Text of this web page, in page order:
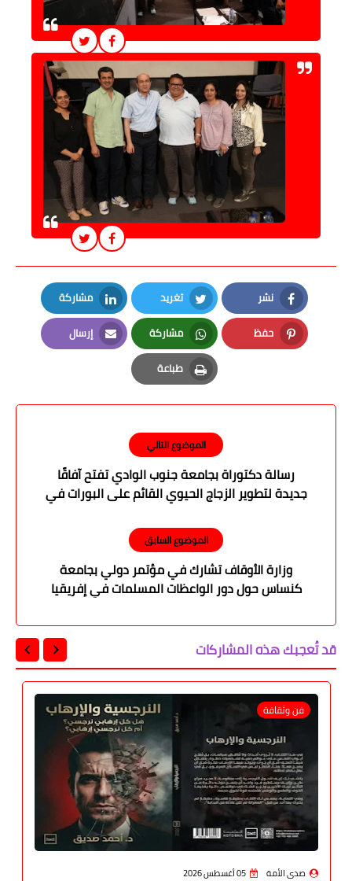
نشر
Facebook
تغريد
Twitter
مشاركة
LinkedIn
حفظ
Pinterest
مشاركة
Whatsapp
إرسال
Email
طباعة
Print
الموضوع التالي
رسالة دكتوراة بجامعة جنوب الوادي تفتح آفاقًا
جديدة لتطوير الزجاج الحيوي القائم على البورات في
التطبيقات الطبية والضوئية
الموضوع السابق
وزارة الأوقاف تشارك في مؤتمر دولي بجامعة
كنساس حول دور الواعظات المسلمات في إفريقيا
قد تُعجبك هذه المشاركات
فن وثقافة
صدى الأمة 05 أغسطس 2026